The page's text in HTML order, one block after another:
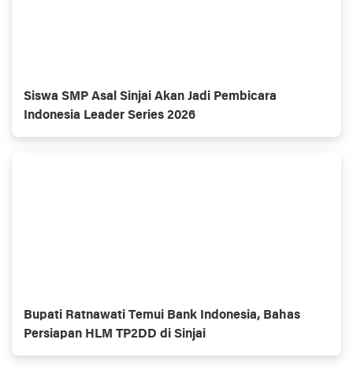
Siswa SMP Asal Sinjai Akan Jadi Pembicara
Indonesia Leader Series 2026
Bupati Ratnawati Temui Bank Indonesia, Bahas
Persiapan HLM TP2DD di Sinjai